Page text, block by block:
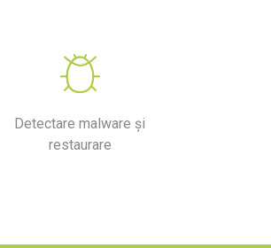
Detectare malware și
restaurare